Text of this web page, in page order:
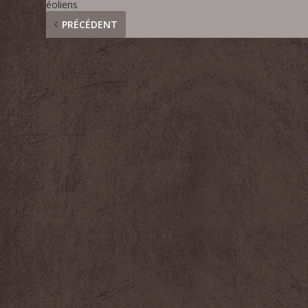
éoliens
PRÉCÉDENT